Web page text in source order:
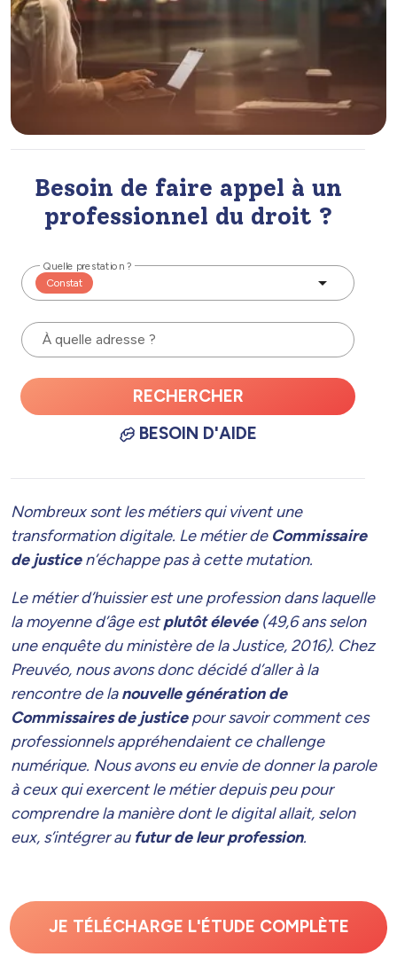
Besoin de faire appel à un
professionnel du droit ?
Quelle prestation ?
Constat
À quelle adresse ?
RECHERCHER
BESOIN D'AIDE
Nombreux sont les métiers qui vivent une
transformation digitale. Le métier de Commissaire
de justicen’échappe pas à cette mutation.
Le métier d’huissier est une profession dans laquelle
la moyenne d’âge estplutôt élevée(49,6 ans selon
une enquête du ministère de la Justice, 2016). Chez
Preuvéo, nous avons donc décidé d’aller à la
rencontre de lanouvelle génération de
Commissaires de justicepour savoir comment ces
professionnels appréhendaient ce challenge
numérique. Nous avons eu envie de donner la parole
à ceux qui exercent le métier depuis peu pour
comprendre la manière dont le digital allait, selon
eux, s’intégrer aufutur de leur profession.
JE TÉLÉCHARGE L'ÉTUDE COMPLÈTE